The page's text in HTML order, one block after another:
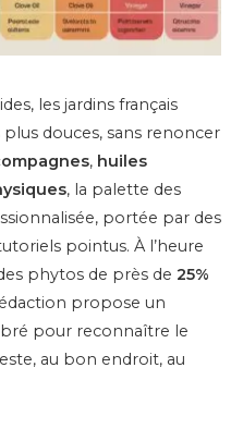
les jardins français
douces, sans renoncer
, huiles
, la palette des
portée par des
pointus. À l’heure
phytos de près de 25%
propose un
pour reconnaître le
au bon endroit, au